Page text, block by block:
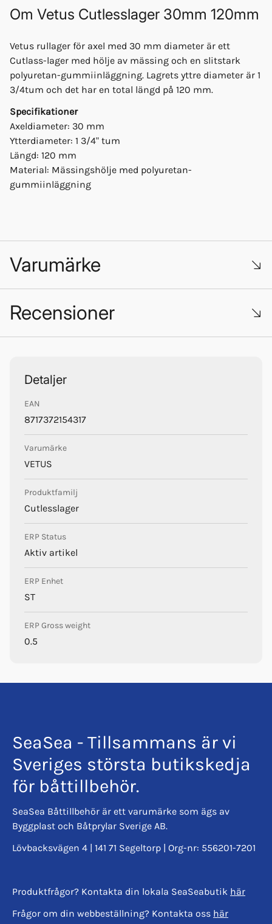
Om Vetus Cutlesslager 30mm 120mm
Vetus rullager för axel med 30 mm diameter är ett
Cutlass-lager med hölje av mässing och en slitstark
polyuretan-gummiinläggning. Lagrets yttre diameter är 1
3/4tum och det har en total längd på 120 mm.
Specifikationer
Axeldiameter: 30 mm
Ytterdiameter: 1 3/4" tum
Längd: 120 mm
Material: Mässingshölje med polyuretan-
gummiinläggning
Varumärke
Vetus
Recensioner
Detaljer
EAN
8717372154317
Varumärke
VETUS
Produktfamilj
Cutlesslager
ERP Status
Aktiv artikel
ERP Enhet
ST
ERP Gross weight
0.5
SeaSea - Tillsammans är vi
Sveriges största butikskedja
för båttillbehör.
SeaSea Båttillbehör är ett varumärke som ägs av
Byggplast och Båtprylar Sverige AB.
Lövbacksvägen 4 | 141 71 Segeltorp | Org-nr: 556201-7201
Produktfrågor? Kontakta din lokala SeaSeabutik här
Frågor om din webbeställning? Kontakta oss här